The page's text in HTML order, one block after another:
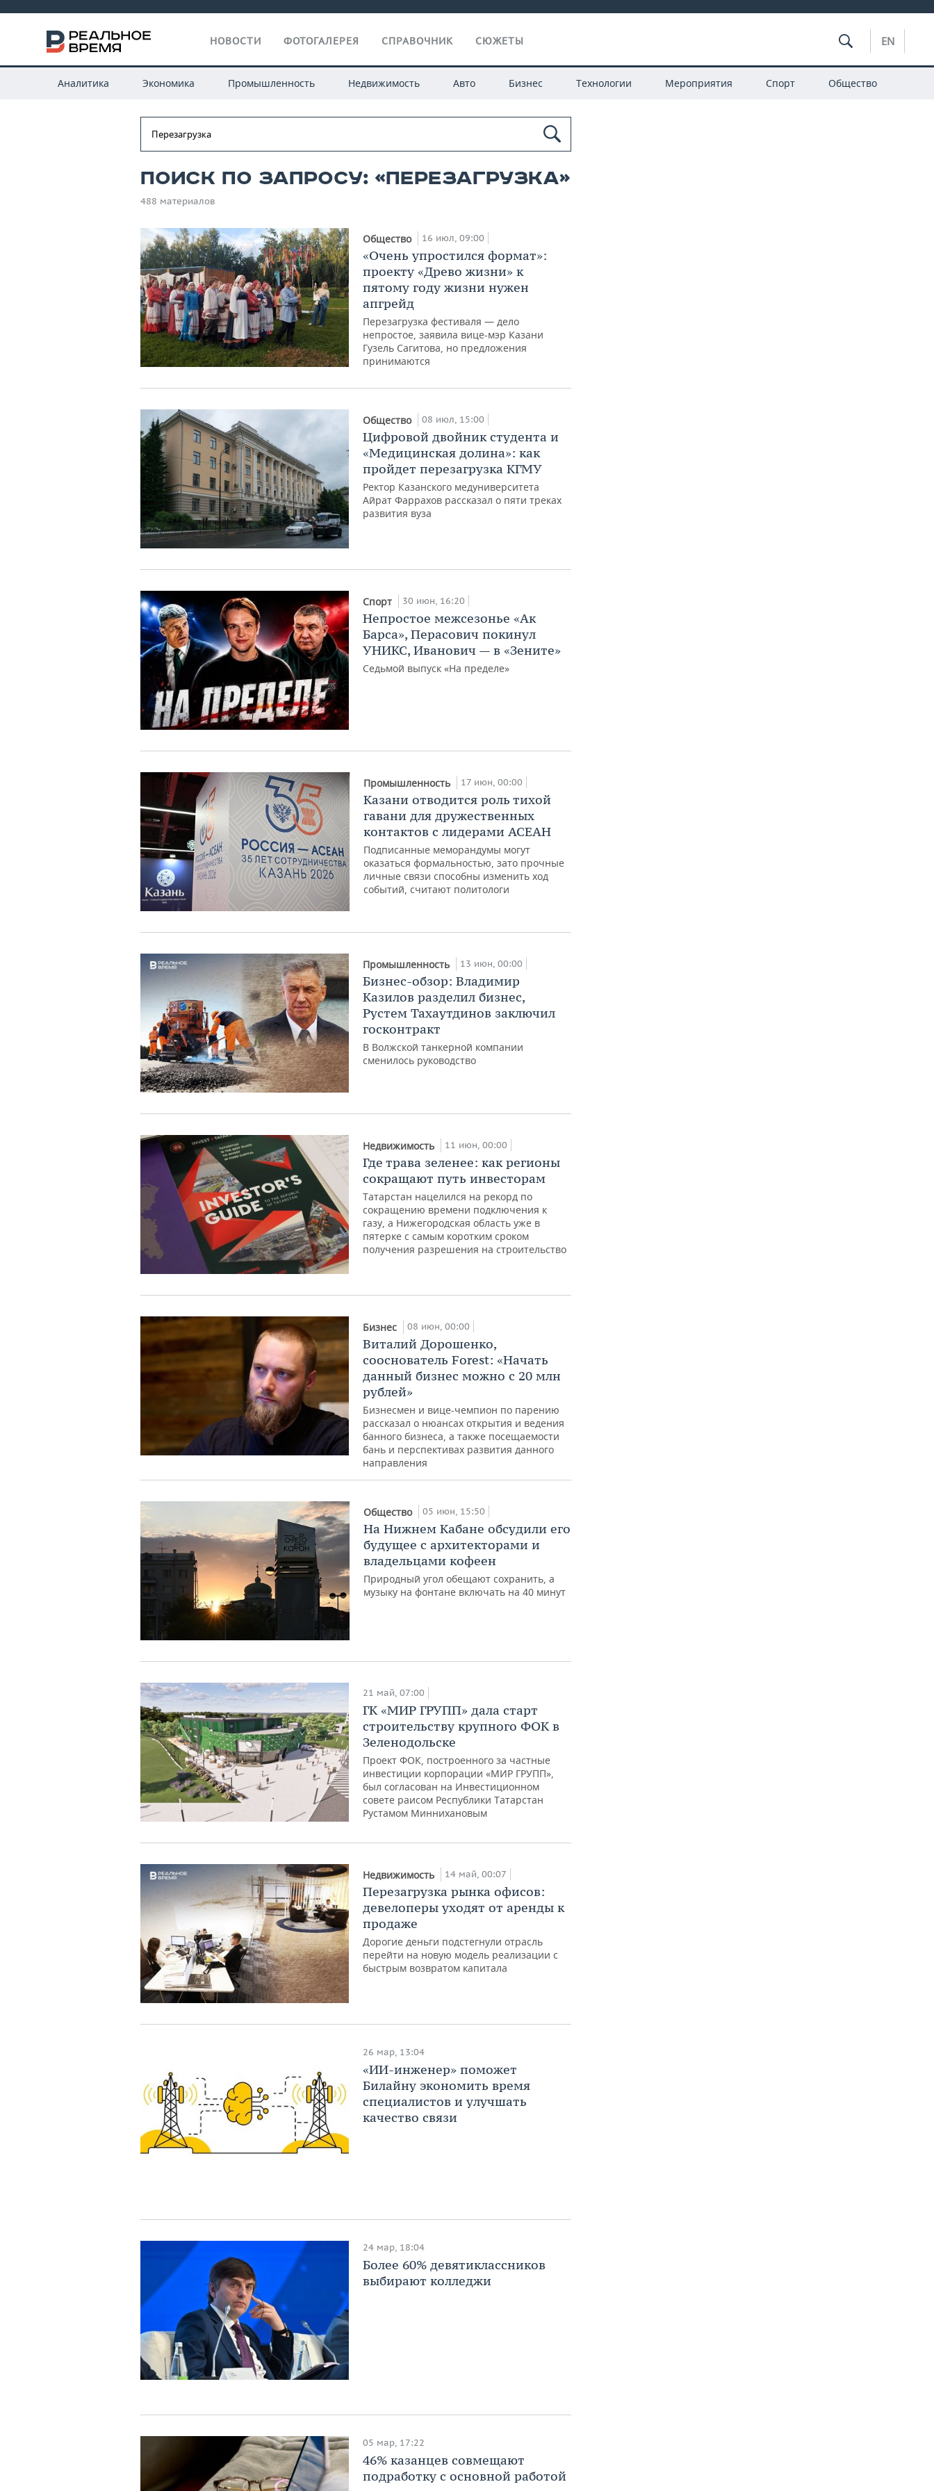
НОВОСТИ ФОТОГАЛЕРЕЯ СПРАВОЧНИК СЮЖЕТЫ EN
Аналитика Экономика Промышленность Недвижимость Авто Бизнес Технологии Мероприятия Спорт Общество
Поиск по запросу: «Перезагрузка»
488 материалов
Общество 16 июл, 09:00
«Очень упростился формат»:
проекту «Древо жизни» к
пятому году жизни нужен
апгрейд
Перезагрузка фестиваля — дело
непростое, заявила вице-мэр Казани
Гузель Сагитова, но предложения
принимаются
Общество 08 июл, 15:00
Цифровой двойник студента и
«Медицинская долина»: как
пройдет перезагрузка КГМУ
Ректор Казанского медуниверситета
Айрат Фаррахов рассказал о пяти треках
развития вуза
Спорт 30 июн, 16:20
Непростое межсезонье «Ак
Барса», Перасович покинул
УНИКС, Иванович — в «Зените»
Седьмой выпуск «На пределе»
Промышленность 17 июн, 00:00
Казани отводится роль тихой
гавани для дружественных
контактов с лидерами АСЕАН
Подписанные меморандумы могут
оказаться формальностью, зато прочные
личные связи способны изменить ход
событий, считают политологи
Промышленность 13 июн, 00:00
Бизнес-обзор: Владимир
Казилов разделил бизнес,
Рустем Тахаутдинов заключил
госконтракт
В Волжской танкерной компании
сменилось руководство
Недвижимость 11 июн, 00:00
Где трава зеленее: как регионы
сокращают путь инвесторам
Татарстан нацелился на рекорд по
сокращению времени подключения к
газу, а Нижегородская область уже в
пятерке с самым коротким сроком
получения разрешения на строительство
Бизнес 08 июн, 00:00
Виталий Дорошенко,
сооснователь Forest: «Начать
данный бизнес можно с 20 млн
рублей»
Бизнесмен и вице-чемпион по парению
рассказал о нюансах открытия и ведения
банного бизнеса, а также посещаемости
бань и перспективах развития данного
направления
Общество 05 июн, 15:50
На Нижнем Кабане обсудили его
будущее с архитекторами и
владельцами кофеен
Природный угол обещают сохранить, а
музыку на фонтане включать на 40 минут
21 май, 07:00
ГК «МИР ГРУПП» дала старт
строительству крупного ФОК в
Зеленодольске
Проект ФОК, построенного за частные
инвестиции корпорации «МИР ГРУПП»,
был согласован на Инвестиционном
совете раисом Республики Татарстан
Рустамом Миннихановым
Недвижимость 14 май, 00:07
Перезагрузка рынка офисов:
девелоперы уходят от аренды к
продаже
Дорогие деньги подстегнули отрасль
перейти на новую модель реализации с
быстрым возвратом капитала
26 мар, 13:04
«ИИ-инженер» поможет
Билайну экономить время
специалистов и улучшать
качество связи
24 мар, 18:04
Более 60% девятиклассников
выбирают колледжи
05 мар, 17:22
46% казанцев совмещают
подработку с основной работой